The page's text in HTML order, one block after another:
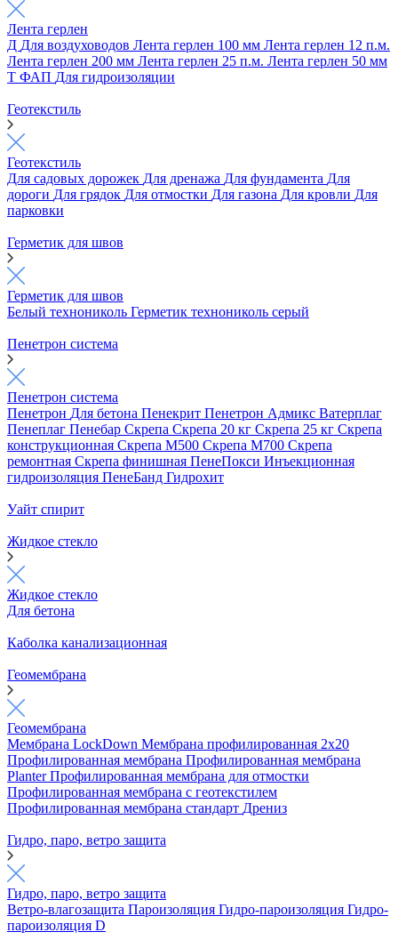
Лента герлен
Д Для воздуховодов Лента герлен 100 мм Лента герлен 12 п.м.
Лента герлен 200 мм Лента герлен 25 п.м. Лента герлен 50 мм
Т ФАП Для гидроизоляции
Геотекстиль
Геотекстиль
Для садовых дорожек Для дренажа Для фундамента Для
дороги Для грядок Для отмостки Для газона Для кровли Для
парковки
Герметик для швов
Герметик для швов
Белый технониколь Герметик технониколь серый
Пенетрон система
Пенетрон система
Пенетрон Для бетона Пенекрит Пенетрон Адмикс Ватерплаг
Пенеплаг Пенебар Скрепа Скрепа 20 кг Скрепа 25 кг Скрепа
конструкционная Скрепа М500 Скрепа М700 Скрепа
ремонтная Скрепа финишная ПенеПокси Инъекционная
гидроизоляция ПенеБанд Гидрохит
Уайт спирит
Жидкое стекло
Жидкое стекло
Для бетона
Каболка канализационная
Геомембрана
Геомембрана
Мембрана LockDown Мембрана профилированная 2х20
Профилированная мембрана Профилированная мембрана
PlanterПрофилированная мембрана для отмостки
Профилированная мембрана с геотекстилем
Профилированная мембрана стандарт Дрениз
Гидро, паро, ветро защита
Гидро, паро, ветро защита
Ветро-влагозащита Пароизоляция Гидро-пароизоляция Гидро-
пароизоляция D